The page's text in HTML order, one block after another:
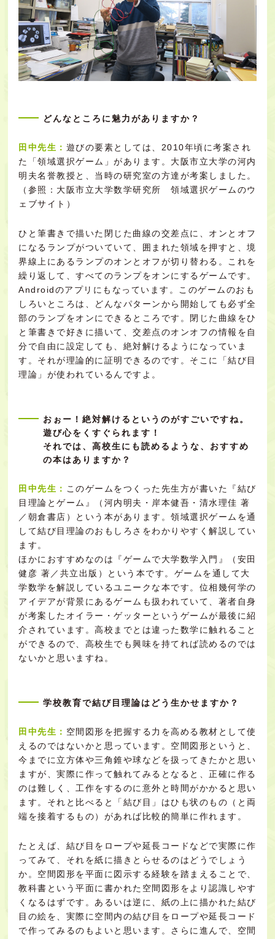
どんなところに魅力がありますか？
田中先生： 遊びの要素としては、2010年頃に考案され
た「領域選択ゲーム」があります。大阪市立大学の河内
明夫名誉教授と、当時の研究室の方達が考案しました。
（参照： 大阪市立大学数学研究所 領域選択ゲームのウ
ェブサイト ）
ひと筆書きで描いた閉じた曲線の交差点に、オンとオフ
になるランプがついていて、囲まれた領域を押すと、境
界線上にあるランプのオンとオフが切り替わる。これを
繰り返して、すべてのランプをオンにするゲームです。
Androidのアプリにもなっています。このゲームのおも
しろいところは、どんなパターンから開始しても必ず全
部のランプをオンにできるところです。閉じた曲線をひ
と筆書きで好きに描いて、交差点のオンオフの情報を自
分で自由に設定しても、絶対解けるようになっていま
す。それが理論的に証明できるのです。そこに「結び目
理論」が使われているんですよ。
おぉー！絶対解けるというのがすごいですね。
遊び心をくすぐられます！
それでは、高校生にも読めるような、おすすめ
の本はありますか？
田中先生： このゲームをつくった先生方が書いた『結び
目理論とゲーム』（河内明夫・岸本健吾・清水理佳 著
／朝倉書店）という本があります。領域選択ゲームを通
して結び目理論のおもしろさをわかりやすく解説してい
ます。
ほかにおすすめなのは『ゲームで大学数学入門』（安田
健彦 著／共立出版）という本です。ゲームを通して大
学数学を解説しているユニークな本です。位相幾何学の
アイデアが背景にあるゲームも扱われていて、著者自身
が考案したオイラー・ゲッターというゲームが最後に紹
介されています。高校までとは違った数学に触れること
ができるので、高校生でも興味を持てれば読めるのでは
ないかと思いますね。
学校教育で結び目理論はどう生かせますか？
田中先生： 空間図形を把握する力を高める教材として使
えるのではないかと思っています。空間図形というと、
今までに立方体や三角錐や球などを扱ってきたかと思い
ますが、実際に作って触れてみるとなると、正確に作る
のは難しく、工作をするのに意外と時間がかかると思い
ます。それと比べると「結び目」はひも状のもの（と両
端を接着するもの）があれば比較的簡単に作れます。
たとえば、結び目をロープや延長コードなどで実際に作
ってみて、それを紙に描きとらせるのはどうでしょう
か。空間図形を平面に図示する経験を踏まえることで、
教科書という平面に書かれた空間図形をより認識しやす
くなるはずです。あるいは逆に、紙の上に描かれた結び
目の絵を、実際に空間内の結び目をロープや延長コード
で作ってみるのもよいと思います。さらに進んで、空間